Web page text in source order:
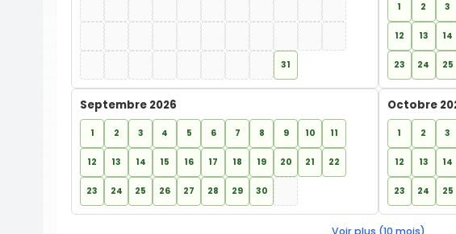
31
1 2 3
12 13 14
23 24 25
Septembre 2026
1 2 3 4 5 6 7 8 9 10 11
12 13 14 15 16 17 18 19 20 21 22
23 24 25 26 27 28 29 30
Octobre
1 2 3
12 13 14
23 24 25
Voir plus (10 mois)